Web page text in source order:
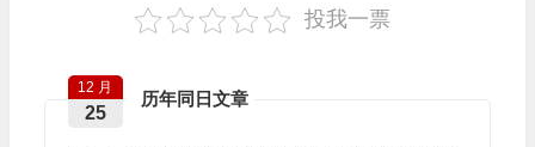
投我一票
历年同日文章
12 月
25